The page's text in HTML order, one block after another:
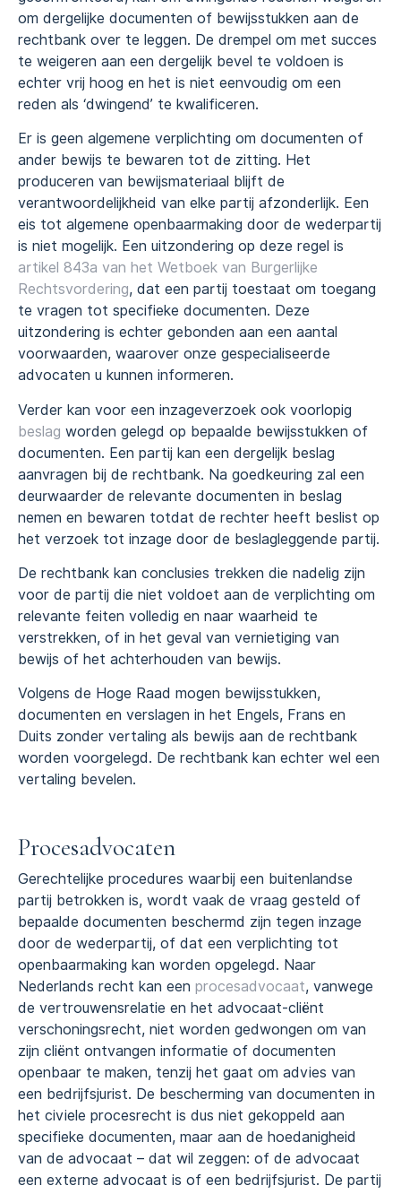
om dergelijke documenten of bewijsstukken aan de
rechtbank over te leggen. De drempel om met succes
te weigeren aan een dergelijk bevel te voldoen is
echter vrij hoog en het is niet eenvoudig om een
reden als ‘dwingend’ te kwalificeren.
Er is geen algemene verplichting om documenten of
ander bewijs te bewaren tot de zitting. Het
produceren van bewijsmateriaal blijft de
verantwoordelijkheid van elke partij afzonderlijk. Een
eis tot algemene openbaarmaking door de wederpartij
is niet mogelijk. Een uitzondering op deze regel is
artikel 843a van het Wetboek van Burgerlijke
Rechtsvordering, dat een partij toestaat om toegang
te vragen tot specifieke documenten. Deze
uitzondering is echter gebonden aan een aantal
voorwaarden, waarover onze gespecialiseerde
advocaten u kunnen informeren.
Verder kan voor een inzageverzoek ook voorlopig
beslag worden gelegd op bepaalde bewijsstukken of
documenten. Een partij kan een dergelijk beslag
aanvragen bij de rechtbank. Na goedkeuring zal een
deurwaarder de relevante documenten in beslag
nemen en bewaren totdat de rechter heeft beslist op
het verzoek tot inzage door de beslagleggende partij.
De rechtbank kan conclusies trekken die nadelig zijn
voor de partij die niet voldoet aan de verplichting om
relevante feiten volledig en naar waarheid te
verstrekken, of in het geval van vernietiging van
bewijs of het achterhouden van bewijs.
Volgens de Hoge Raad mogen bewijsstukken,
documenten en verslagen in het Engels, Frans en
Duits zonder vertaling als bewijs aan de rechtbank
worden voorgelegd. De rechtbank kan echter wel een
vertaling bevelen.
Procesadvocaten
Gerechtelijke procedures waarbij een buitenlandse
partij betrokken is, wordt vaak de vraag gesteld of
bepaalde documenten beschermd zijn tegen inzage
door de wederpartij, of dat een verplichting tot
openbaarmaking kan worden opgelegd. Naar
Nederlands recht kan een procesadvocaat, vanwege
de vertrouwensrelatie en het advocaat-cliënt
verschoningsrecht, niet worden gedwongen om van
zijn cliënt ontvangen informatie of documenten
openbaar te maken, tenzij het gaat om advies van
een bedrijfsjurist. De bescherming van documenten in
het civiele procesrecht is dus niet gekoppeld aan
specifieke documenten, maar aan de hoedanigheid
van de advocaat – dat wil zeggen: of de advocaat
een externe advocaat is of een bedrijfsjurist. De partij